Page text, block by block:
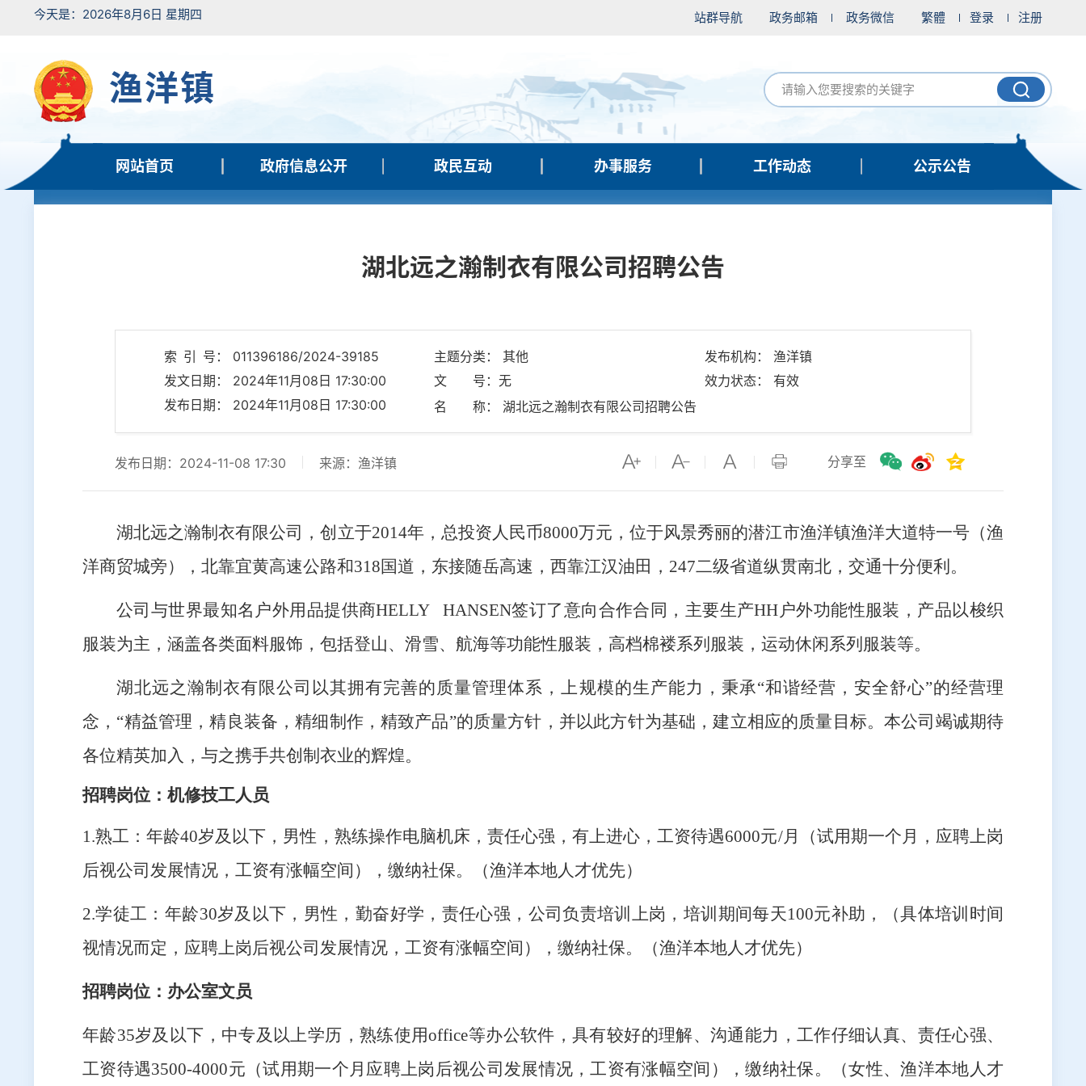
今天是：2026年8月6日 星期四 站群导航 政务邮箱 政务微信 繁體 登录 注册
渔洋镇
网站首页 政府信息公开 政民互动 办事服务 工作动态 公示公告
湖北远之瀚制衣有限公司招聘公告
索 引 号： 011396186/2024-39185 主题分类： 其他
发布机构： 渔洋镇
发文日期： 2024年11月08日 17:30:00
文 号：无
效力状态： 有效
发布日期： 2024年11月08日 17:30:00
名 称： 湖北远之瀚制衣有限公司招聘公告
分享至
发布日期：2024-11-08 17:30 来源：渔洋镇
湖北远之瀚制衣有限公司，创立于2014年，总投资人民币8000万元，位于风景秀丽的潜江市渔洋镇渔洋大道特一号（渔
洋商贸城旁），北靠宜黄高速公路和318国道，东接随岳高速，西靠江汉油田，247二级省道纵贯南北，交通十分便利。
公司与世界最知名户外用品提供商HELLY HANSEN签订了意向合作合同，主要生产HH户外功能性服装，产品以梭织
服装为主，涵盖各类面料服饰，包括登山、滑雪、航海等功能性服装，高档棉褛系列服装，运动休闲系列服装等。
湖北远之瀚制衣有限公司以其拥有完善的质量管理体系，上规模的生产能力，秉承“和谐经营，安全舒心”的经营理
念，“精益管理，精良装备，精细制作，精致产品”的质量方针，并以此方针为基础，建立相应的质量目标。本公司竭诚期待
各位精英加入，与之携手共创制衣业的辉煌。
招聘岗位：机修技工人员
1.熟工：年龄40岁及以下，男性，熟练操作电脑机床，责任心强，有上进心，工资待遇6000元/月（试用期一个月，应聘上岗
后视公司发展情况，工资有涨幅空间），缴纳社保。（渔洋本地人才优先）
2.学徒工：年龄30岁及以下，男性，勤奋好学，责任心强，公司负责培训上岗，培训期间每天100元补助，（具体培训时间
视情况而定，应聘上岗后视公司发展情况，工资有涨幅空间），缴纳社保。（渔洋本地人才优先）
招聘岗位：办公室文员
年龄35岁及以下，中专及以上学历，熟练使用office等办公软件，具有较好的理解、沟通能力，工作仔细认真、责任心强、
工资待遇3500-4000元（试用期一个月应聘上岗后视公司发展情况，工资有涨幅空间），缴纳社保。（女性、渔洋本地人才